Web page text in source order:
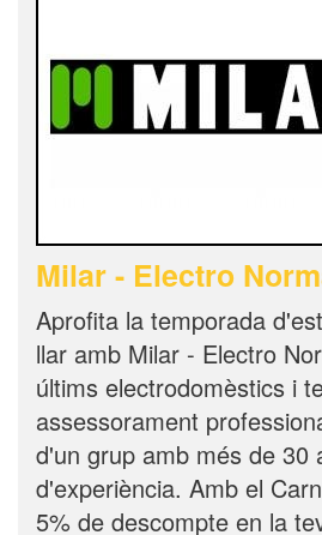
Milar - Electro
Aprofita la temporada
llar amb Milar - Electro
últims electrodomèstics i
assessorament
d'un grup amb més de 30
d'experiència. Amb el
5% de descompte en la